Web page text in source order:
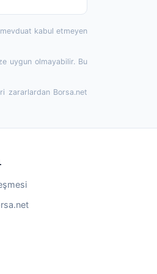
mevduat kabul etmeyen
uygun olmayabilir. Bu
zararlardan Borsa.net